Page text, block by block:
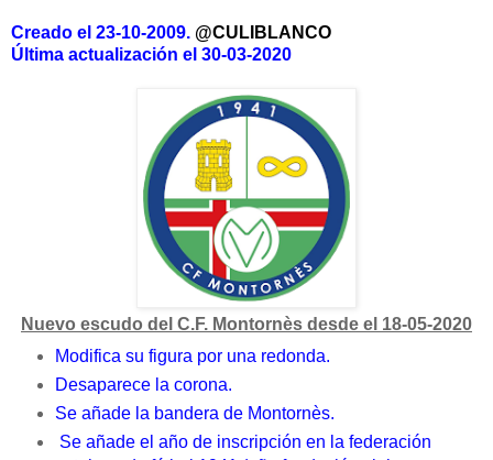
Creado el 23-10-2009. @CULIBLANCO
Última actualización el 30-03-2020
Nuevo escudo del C.F. Montornès desde el 18-05-2020
Modifica su figura por una redonda.
Desaparece la corona.
Se añade la bandera de Montornès.
Se añade el año de inscripción en la federación